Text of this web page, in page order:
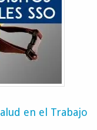
en el Trabajo